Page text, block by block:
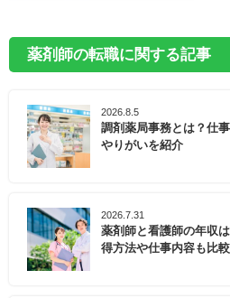
薬剤師の転職に関する記事
2026.8.5
調剤薬局事務とは？仕
やりがいを紹介
2026.7.31
薬剤師と看護師の年収
得方法や仕事内容も比較